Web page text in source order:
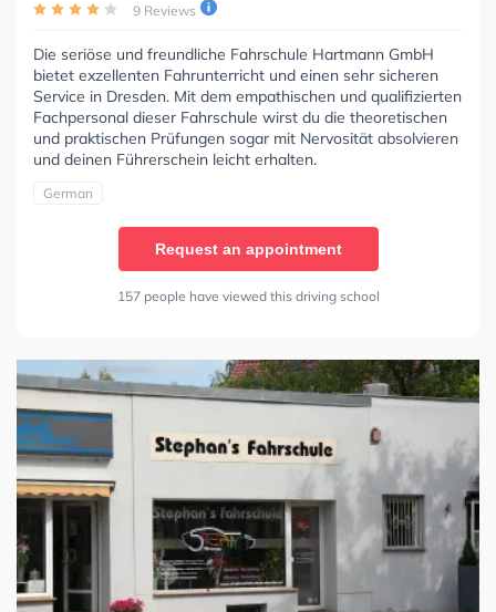
9 Reviews
Die seriöse und freundliche Fahrschule Hartmann GmbH
bietet exzellenten Fahrunterricht und einen sehr sicheren
Service in Dresden. Mit dem empathischen und qualifizierten
Fachpersonal dieser Fahrschule wirst du die theoretischen
und praktischen Prüfungen sogar mit Nervosität absolvieren
und deinen Führerschein leicht erhalten.
German
Request an appointment
157 people have viewed this driving school